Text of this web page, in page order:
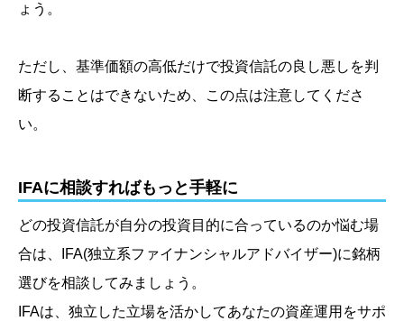
ょう。
ただし、基準価額の高低だけで投資信託の良し悪しを判
断することはできないため、この点は注意してくださ
い。
IFAに相談すればもっと手軽に
どの投資信託が自分の投資目的に合っているのか悩む場
合は、IFA(独立系ファイナンシャルアドバイザー)に銘柄
選びを相談してみましょう。
IFAは、独立した立場を活かしてあなたの資産運用をサポ